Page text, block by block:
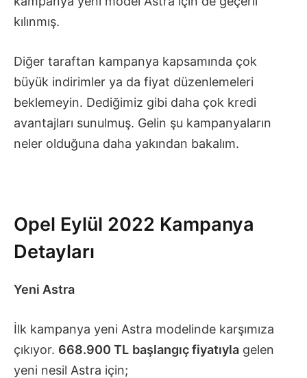
kılınmış.
Diğer taraftan kampanya kapsamında çok
büyük indirimler ya da fiyat düzenlemeleri
beklemeyin. Dediğimiz gibi daha çok kredi
avantajları sunulmuş. Gelin şu kampanyaların
neler olduğuna daha yakından bakalım.
Opel Eylül 2022 Kampanya
Detayları
Yeni Astra
İlk kampanya yeni Astra modelinde karşımıza
çıkıyor. 668.900 TL başlangıç fiyatıyla gelen
yeni nesil Astra için;